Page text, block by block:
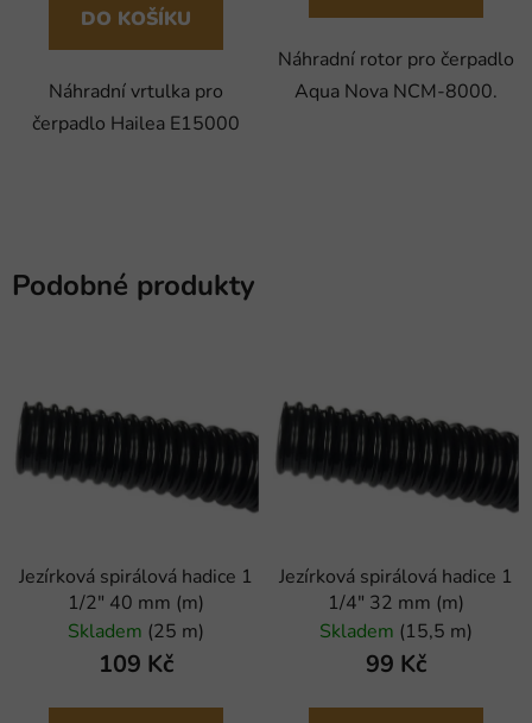
DO KOŠÍKU
Náhradní vrtulka pro
čerpadlo Hailea E15000
Náhradní rotor pro čerpadlo
Aqua Nova NCM-8000.
Podobné produkty
Jezírková spirálová hadice 1
1/2" 40 mm (m)
Skladem (25 m)
109 Kč
Jezírková spirálová hadice 1
1/4" 32 mm (m)
Skladem (15,5 m)
99 Kč